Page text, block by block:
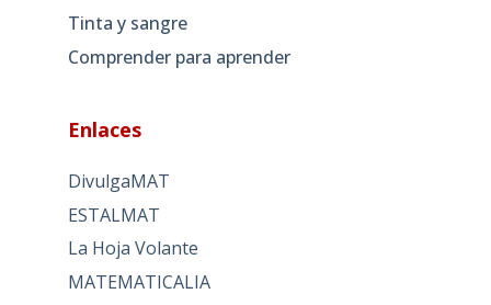
Tinta y sangre
Comprender para aprender
Enlaces
DivulgaMAT
ESTALMAT
La Hoja Volante
MATEMATICALIA